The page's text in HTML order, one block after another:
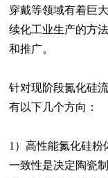
穿戴等领域有着巨
续化工业生产的方
和推广。
针对现阶段氮化硅
有以下几个方向：
1）高性能氮化硅
一致性是决定陶瓷